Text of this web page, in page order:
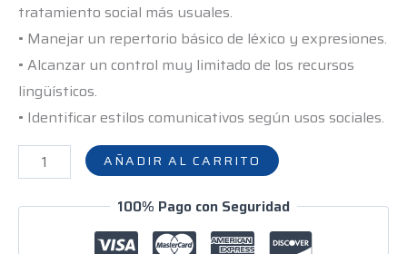
tratamiento social más usuales.
• Manejar un repertorio básico de léxico y expresiones.
• Alcanzar un control muy limitado de los recursos
lingüísticos.
• Identificar estilos comunicativos según usos sociales.
AÑADIR AL CARRITO
100% Pago con Seguridad